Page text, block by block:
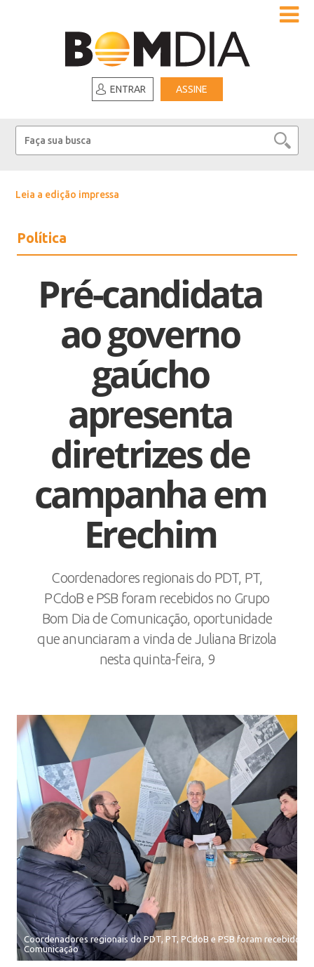
ENTRAR ASSINE
Leia a edição impressa
Política
Pré-candidata
ao governo
gaúcho
apresenta
diretrizes de
campanha em
Erechim
Coordenadores regionais do PDT, PT,
PCdoB e PSB foram recebidos no Grupo
Bom Dia de Comunicação, oportunidade
que anunciaram a vinda de Juliana Brizola
nesta quinta-feira, 9
Coordenadores regionais do PDT, PT, PCdoB e PSB foram recebidos
Comunicação